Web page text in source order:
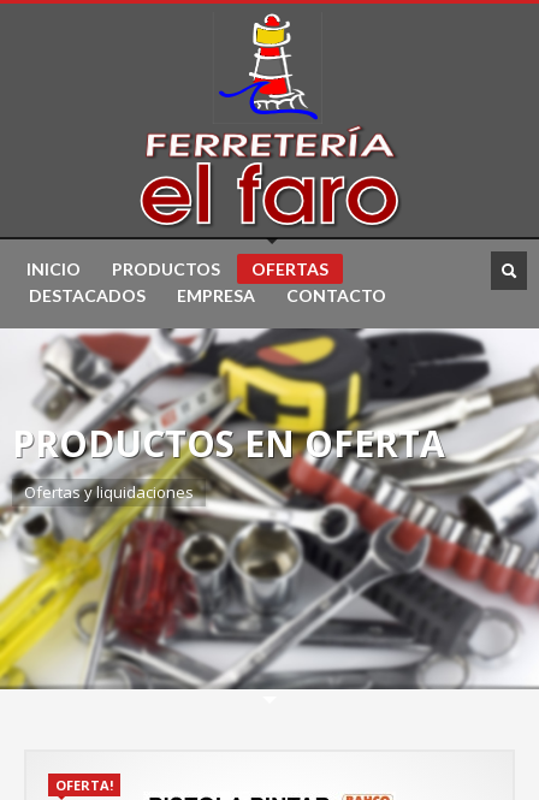
INICIO PRODUCTOS
OFERTAS
DESTACADOS
EMPRESA CONTACTO
PRODUCTOS EN OFERTA
Ofertas y liquidaciones
OFERTA!